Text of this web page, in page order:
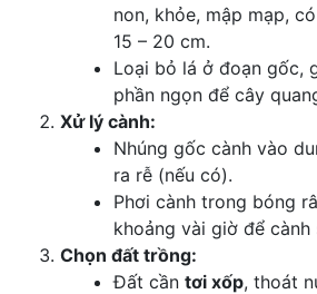
non, khỏe, mập mạp,
15 – 20 cm.
Loại bỏ lá ở đoạn gốc,
phần ngọn để cây
Xử lý cành:
Nhúng gốc cành vào
ra rễ (nếu có).
Phơi cành trong bóng
khoảng vài giờ để cành
Chọn đất trồng:
Đất cần tơi xốp, thoát